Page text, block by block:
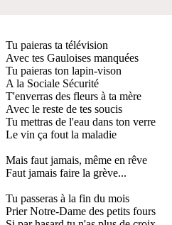
Tu paieras ta télévision
Avec tes Gauloises manquées
Tu paieras ton lapin-vison
A la Sociale Sécurité
T'enverras des fleurs à ta mère
Avec le reste de tes soucis
Tu mettras de l'eau dans ton verre
Le vin ça fout la maladie
Mais faut jamais, même en rêve
Faut jamais faire la grève...
Tu passeras à la fin du mois
Prier Notre-Dame des petits fours